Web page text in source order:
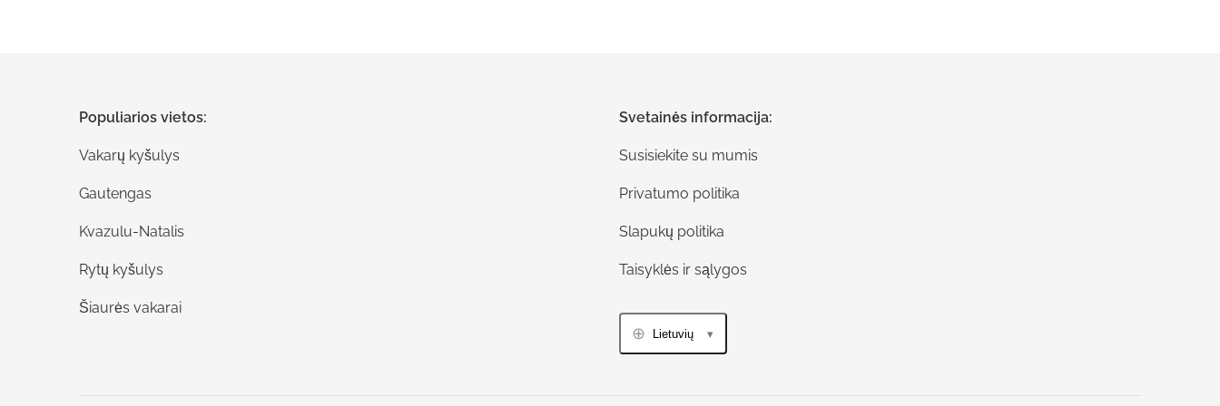
Populiarios vietos:
Vakarų kyšulys
Gautengas
Kvazulu-Natalis
Rytų kyšulys
Šiaurės vakarai
Svetainės informacija:
Susisiekite su mumis
Privatumo politika
Slapukų politika
Taisyklės ir sąlygos
Lietuvių